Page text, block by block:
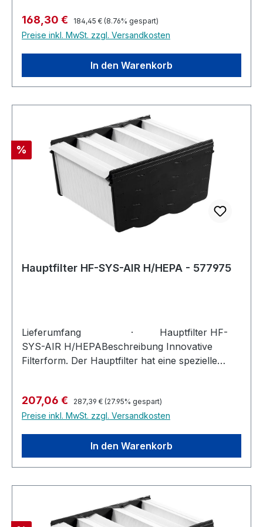
Verkaufspreis:
168,30 € Regulärer Preis:
184,45 € (8.76% gespart)
Preise inkl. MwSt. zzgl. Versandkosten
In den Warenkorb
Rabatt
%
Hauptfilter HF-SYS-AIR H/HEPA - 577975
Lieferumfang · Hauptfilter HF-
SYS-AIR H/HEPABeschreibung Innovative
Filterform. Der Hauptfilter hat eine spezielle
und eine höhere Filterleistung erbringen. Vorteile
sind weniger schnelles Zusetzen und eine lange
Filterlebensdauer. Der Filter ist für die
Staubklasse H/HEPA geeignet, d.h. für stark
krankheits- und krebserregende Stäube. ·
TripleV-Form mit besonders großer Filterfläche
für weniger schnelles Zusetzen und längere
Lebensdauer · Schneller Filterwechsel:
Verkaufspreis:
207,06 € Regulärer Preis:
287,39 € (27.95% gespart)
Preise inkl. MwSt. zzgl. Versandkosten
In den Warenkorb